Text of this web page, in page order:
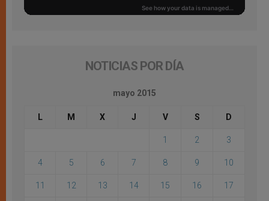
NOTICIAS POR DÍA
mayo 2015
L M X J V S D
1 2 3
4 5 6 7 8 9 10
11 12 13 14 15 16 17